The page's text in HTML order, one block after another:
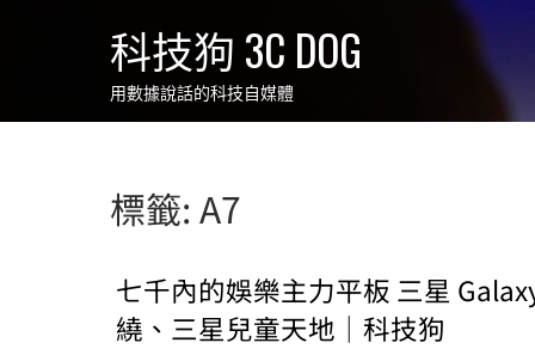
科技狗 3C DOG
用數據說話的科技自媒體
標籤: A7
七千內的娛樂主力平板 三星
繞、三星兒童天地｜科技狗